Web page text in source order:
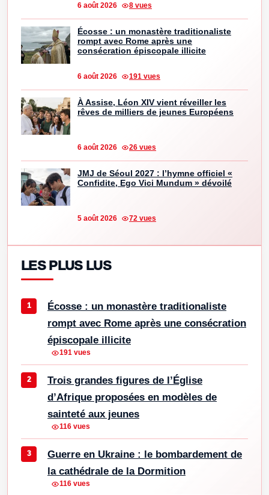
6 août 2026 8 vues
Écosse : un monastère traditionaliste
rompt avec Rome après une
consécration épiscopale illicite
6 août 2026 191 vues
À Assise, Léon XIV vient réveiller les
rêves de milliers de jeunes Européens
6 août 2026 26 vues
JMJ de Séoul 2027 : l’hymne officiel «
Confidite, Ego Vici Mundum » dévoilé
5 août 2026 72 vues
LES PLUS LUS
Écosse : un monastère traditionaliste
rompt avec Rome après une consécration
épiscopale illicite
191 vues
Trois grandes figures de l’Église
d’Afrique proposées en modèles de
sainteté aux jeunes
116 vues
Guerre en Ukraine : le bombardement de
la cathédrale de la Dormition
116 vues